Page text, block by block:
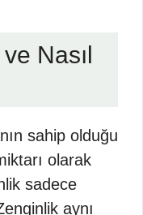
Nasıl
sahip olduğu
olarak
sadece
aynı